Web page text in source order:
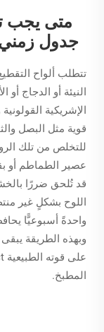
متى يجب
جدول
تتطلب ألواح
النيئة أو الدجاج أو
الإشريكية
قوية مثل البصل
للتخلص من تلك
عصير الطماطم أو
قد تُلحق ضررًا
اللوح بشكلٍ غير
واحدةً أسبوعيًّا
وبهذه الطريقة
المطبخ.